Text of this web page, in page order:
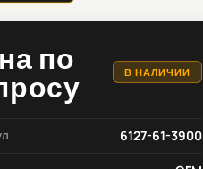
по
В НАЛИЧИИ
6127-61-3900